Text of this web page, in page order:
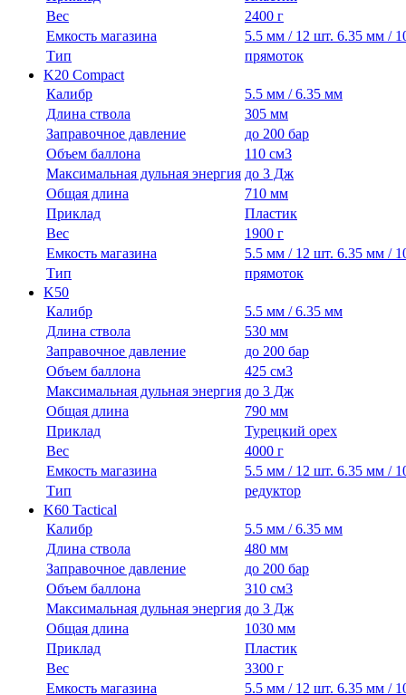
Вес
2400 г
Емкость магазина
5.5 мм / 12 шт. 6.35 мм /
Тип
прямоток
K20 Compact
Калибр
5.5 мм / 6.35 мм
Длина ствола
305 мм
Заправочное давление
до 200 бар
Объем баллона
110 см3
Максимальная дульная энергия до 3 Дж
Общая длина
710 мм
Приклад
Пластик
Вес
1900 г
Емкость магазина
5.5 мм / 12 шт. 6.35 мм /
Тип
прямоток
K50
Калибр
5.5 мм / 6.35 мм
Длина ствола
530 мм
Заправочное давление
до 200 бар
Объем баллона
425 см3
Максимальная дульная энергия до 3 Дж
Общая длина
790 мм
Приклад
Турецкий орех
Вес
4000 г
Емкость магазина
5.5 мм / 12 шт. 6.35 мм /
Тип
редуктор
K60 Tactical
Калибр
5.5 мм / 6.35 мм
Длина ствола
480 мм
Заправочное давление
до 200 бар
Объем баллона
310 см3
Максимальная дульная энергия до 3 Дж
Общая длина
1030 мм
Приклад
Пластик
Вес
3300 г
Емкость магазина
5.5 мм / 12 шт. 6.35 мм /